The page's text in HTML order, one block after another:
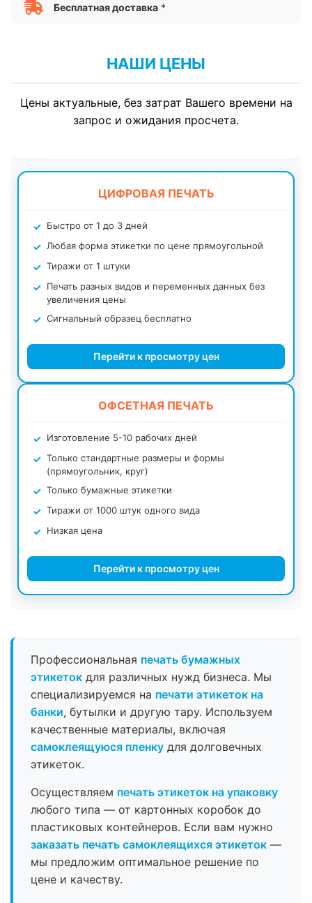
Бесплатная доставка *
НАШИ ЦЕНЫ
Цены актуальные, без затрат Вашего времени на
запрос и ожидания просчета.
ЦИФРОВАЯ ПЕЧАТЬ
Быстро от 1 до 3 дней
Любая форма этикетки по цене прямоугольной
Тиражи от 1 штуки
Печать разных видов и переменных данных без
увеличения цены
Сигнальный образец бесплатно
Перейти к просмотру цен
ОФСЕТНАЯ ПЕЧАТЬ
Изготовление 5-10 рабочих дней
Только стандартные размеры и формы
(прямоугольник, круг)
Только бумажные этикетки
Тиражи от 1000 штук одного вида
Низкая цена
Перейти к просмотру цен
Профессиональная печать бумажных
этикеток для различных нужд бизнеса. Мы
специализируемся на печати этикеток на
банки, бутылки и другую тару. Используем
качественные материалы, включая
самоклеящуюся пленку для долговечных
этикеток.
Осуществляем печать этикеток на упаковку
любого типа — от картонных коробок до
пластиковых контейнеров. Если вам нужно
заказать печать самоклеящихся этикеток —
мы предложим оптимальное решение по
цене и качеству.